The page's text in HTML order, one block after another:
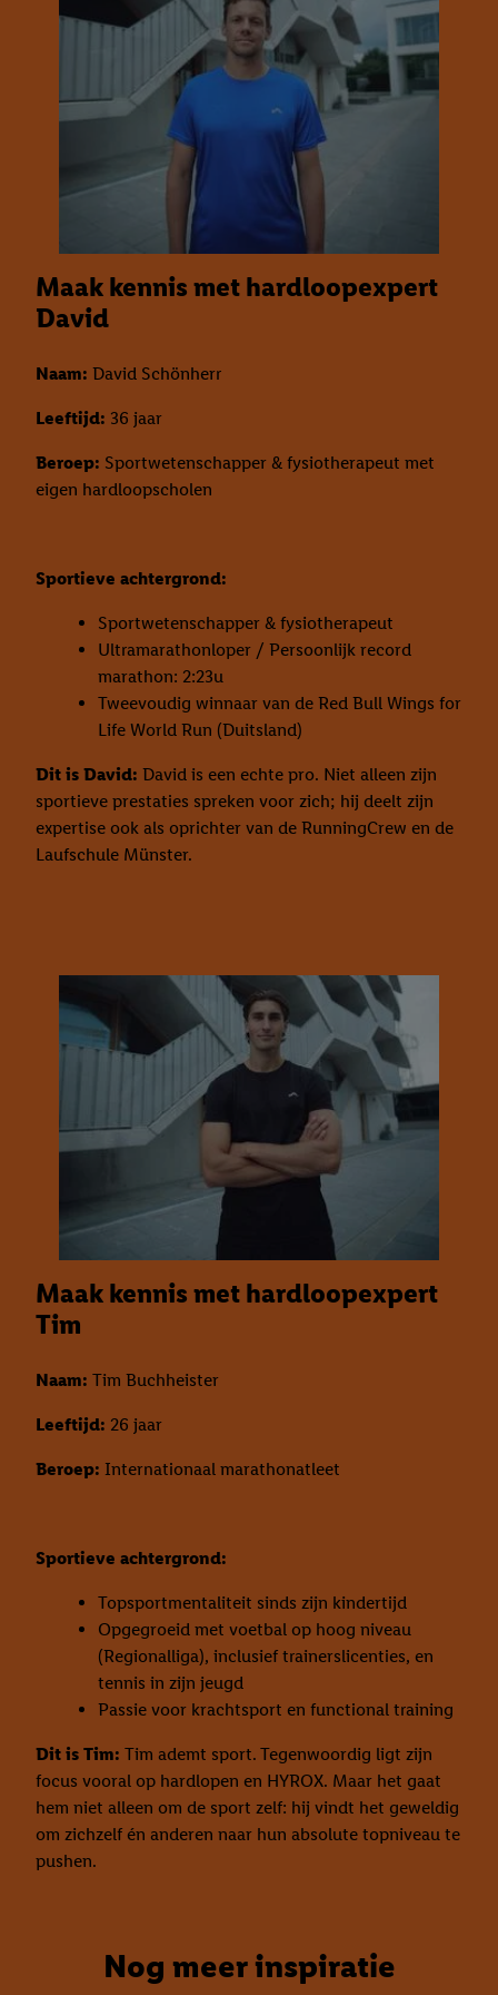
Maak kennis met hardloopexpert
David
Naam: David Schönherr
Leeftijd: 36 jaar
Beroep: Sportwetenschapper & fysiotherapeut met
eigen hardloopscholen
Sportieve achtergrond:
Sportwetenschapper & fysiotherapeut
Ultramarathonloper / Persoonlijk record
marathon: 2:23u
Tweevoudig winnaar van de Red Bull Wings for
Life World Run (Duitsland)
Dit is David: David is een echte pro. Niet alleen zijn
sportieve prestaties spreken voor zich; hij deelt zijn
expertise ook als oprichter van de RunningCrew en de
Laufschule Münster.
Maak kennis met hardloopexpert
Tim
Naam: Tim Buchheister
Leeftijd: 26 jaar
Beroep: Internationaal marathonatleet
Sportieve achtergrond:
Topsportmentaliteit sinds zijn kindertijd
Opgegroeid met voetbal op hoog niveau
(Regionalliga), inclusief trainerslicenties, en
tennis in zijn jeugd
Passie voor krachtsport en functional training
Dit is Tim: Tim ademt sport. Tegenwoordig ligt zijn
focus vooral op hardlopen en HYROX. Maar het gaat
hem niet alleen om de sport zelf: hij vindt het geweldig
om zichzelf én anderen naar hun absolute topniveau te
pushen.
Nog meer inspiratie